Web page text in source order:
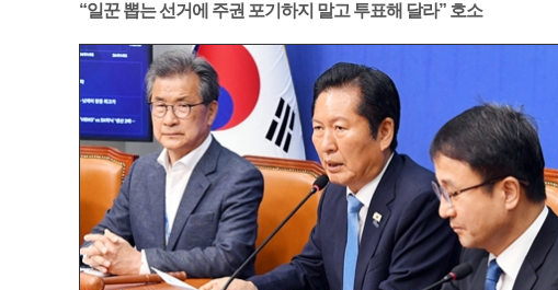
“일꾼 뽑는 선거에 주권 포기하지 말고 투표해 달라” 호소